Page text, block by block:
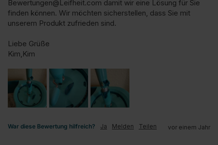
Bewertungen@Leifheit.com damit wir eine Lösung für Sie
finden können. Wir möchten sicherstellen, dass Sie mit
unserem Produkt zufrieden sind.
Liebe Grüße
Kim,Kim
War diese Bewertung hilfreich? Ja Melden Teilen vor einem Jahr